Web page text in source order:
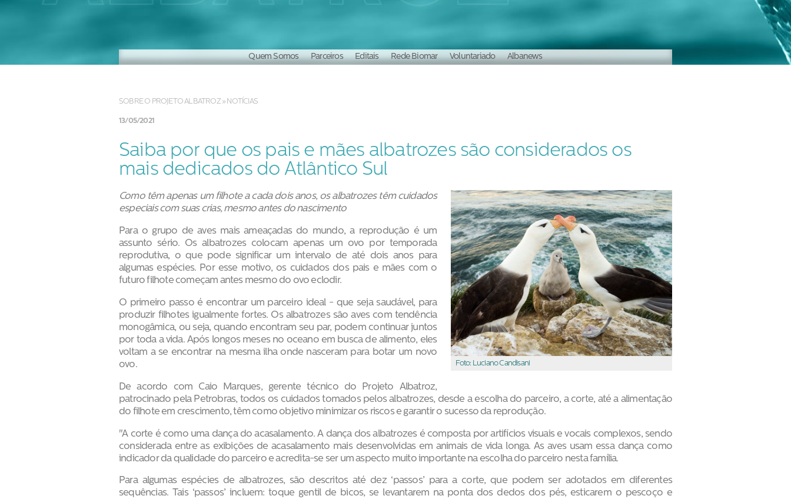
Quem Somos Parceiros Editais Rede Biomar Voluntariado Albanews
SOBRE O PROJETO ALBATROZ» NOTÍCIAS
13/05/2021
Saiba por que os pais e mães albatrozes são considerados os
mais dedicados do Atlântico Sul
Foto: Luciano Candisani
Como têm apenas um filhote a cada dois anos, os albatrozes têm cuidados
especiais com suas crias, mesmo antes do nascimento
Para o grupo de aves mais ameaçadas do mundo, a reprodução é um
assunto sério. Os albatrozes colocam apenas um ovo por temporada
reprodutiva, o que pode significar um intervalo de até dois anos para
algumas espécies. Por esse motivo, os cuidados dos pais e mães com o
futuro filhote começam antes mesmo do ovo eclodir.
O primeiro passo é encontrar um parceiro ideal - que seja saudável, para
produzir filhotes igualmente fortes. Os albatrozes são aves com tendência
monogâmica, ou seja, quando encontram seu par, podem continuar juntos
por toda a vida. Após longos meses no oceano em busca de alimento, eles
voltam a se encontrar na mesma ilha onde nasceram para botar um novo
ovo.
De acordo com Caio Marques, gerente técnico do Projeto Albatroz,
patrocinado pela Petrobras, todos os cuidados tomados pelos albatrozes, desde a escolha do parceiro, a corte, até a alimentação
do filhote em crescimento, têm como objetivo minimizar os riscos e garantir o sucesso da reprodução.
"A corte é como uma dança do acasalamento. A dança dos albatrozes é composta por artifícios visuais e vocais complexos, sendo
considerada entre as exibições de acasalamento mais desenvolvidas em animais de vida longa. As aves usam essa dança como
indicador da qualidade do parceiro e acredita-se ser um aspecto muito importante na escolha do parceiro nesta família.
Para algumas espécies de albatrozes, são descritos até dez ‘passos’ para a corte, que podem ser adotados em diferentes
sequências. Tais ‘passos’ incluem: toque gentil de bicos, se levantarem na ponta dos dedos dos pés, esticarem o pescoço e